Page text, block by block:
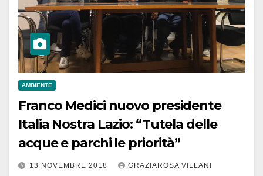
AMBIENTE
Franco Medici nuovo presidente
Italia Nostra Lazio: “Tutela delle
acque e parchi le priorità”
13 NOVEMBRE 2018 GRAZIAROSA VILLANI